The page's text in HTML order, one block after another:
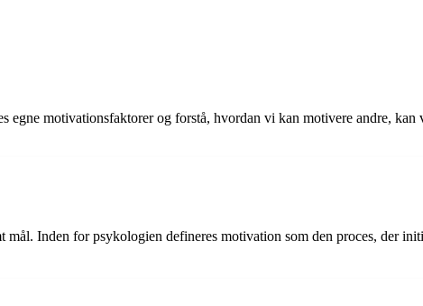
motivationsfaktorer og forstå, hvordan vi kan motivere andre, kan
Inden for psykologien defineres motivation som den proces, der